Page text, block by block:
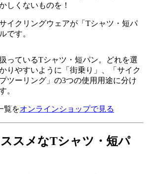
しくないものを！
イクリングウェアが「Tシャツ・短パ
です。
っているTシャツ・短パン。どれを選
りやすいように「街乗り」、「サイク
ツーリング」の3つの使用用途に分け
。
覧をオンラインショップで見る
スメなTシャツ・短パ